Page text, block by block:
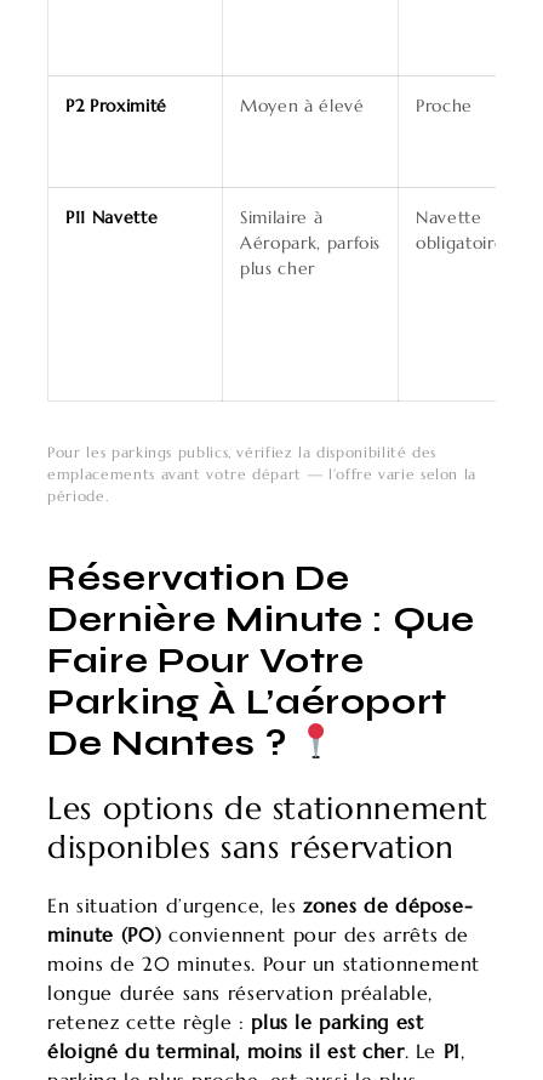
P2 Proximité Moyen à élevé Proche
P11 Navette
Similaire à
Aéropark, parfois
plus cher
Navette
obligatoire
Pour les parkings publics, vérifiez la disponibilité des
emplacements avant votre départ — l’offre varie selon la
période.
Réservation De
Dernière Minute : Que
Faire Pour Votre
Parking À L’aéroport
De Nantes ?
Les options de stationnement
disponibles sans réservation
En situation d’urgence, leszones de dépose-
minute (P0) conviennent pour des arrêts de
moins de 20 minutes. Pour un stationnement
longue durée sans réservation préalable,
retenez cette règle : plus le parking est
éloigné du terminal, moins il est cher. Le P1,